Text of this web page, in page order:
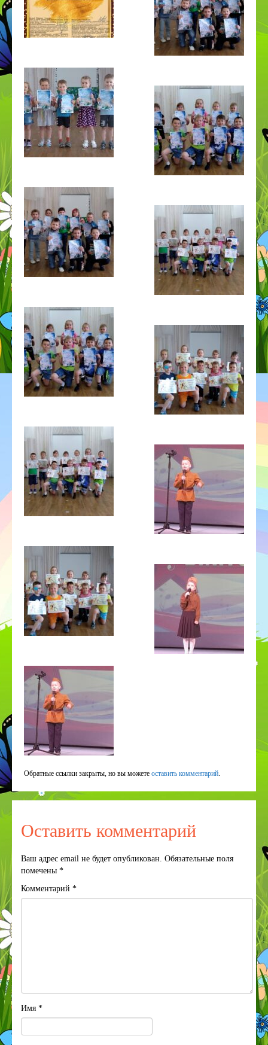
Обратные ссылки закрыты, но вы можете оставить комментарий.
Оставить комментарий
Ваш адрес email не будет опубликован. Обязательные поля
помечены *
Комментарий *
Имя *